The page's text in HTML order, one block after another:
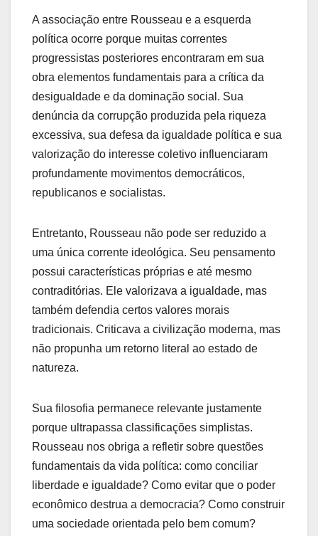
A associação entre Rousseau e a esquerda
política ocorre porque muitas correntes
progressistas posteriores encontraram em sua
obra elementos fundamentais para a crítica da
desigualdade e da dominação social. Sua
denúncia da corrupção produzida pela riqueza
excessiva, sua defesa da igualdade política e sua
valorização do interesse coletivo influenciaram
profundamente movimentos democráticos,
republicanos e socialistas.
Entretanto, Rousseau não pode ser reduzido a
uma única corrente ideológica. Seu pensamento
possui características próprias e até mesmo
contraditórias. Ele valorizava a igualdade, mas
também defendia certos valores morais
tradicionais. Criticava a civilização moderna, mas
não propunha um retorno literal ao estado de
natureza.
Sua filosofia permanece relevante justamente
porque ultrapassa classificações simplistas.
Rousseau nos obriga a refletir sobre questões
fundamentais da vida política: como conciliar
liberdade e igualdade? Como evitar que o poder
econômico destrua a democracia? Como construir
uma sociedade orientada pelo bem comum?